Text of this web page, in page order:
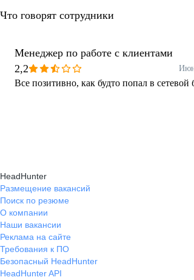
Что говорят сотрудники
Менеджер по работе с клиентами
2,2
Все позитивно, как будто попал в сетевой
HeadHunter
Размещение вакансий
Поиск по резюме
О компании
Наши вакансии
Реклама на сайте
Требования к ПО
Безопасный HeadHunter
HeadHunter API